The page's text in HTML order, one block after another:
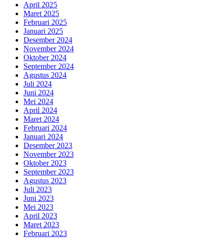
April 2025
Maret 2025
Februari 2025
Januari 2025
Desember 2024
November 2024
Oktober 2024
September 2024
Agustus 2024
Juli 2024
Juni 2024
Mei 2024
April 2024
Maret 2024
Februari 2024
Januari 2024
Desember 2023
November 2023
Oktober 2023
September 2023
Agustus 2023
Juli 2023
Juni 2023
Mei 2023
April 2023
Maret 2023
Februari 2023